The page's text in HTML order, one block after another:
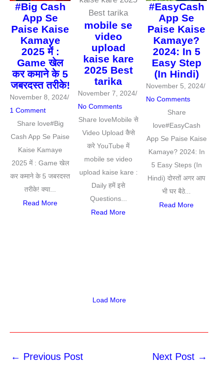
#Big Cash
App Se
Paise Kaise
Kamaye
2025 में :
Game खेल
कर कमाने के 5
जबरदस्त तरीके!
November 8, 2024/
1 Comment
Share love#Big
Cash App Se Paise
Kaise Kamaye
2025 में : Game खेल
कर कमाने के 5 जबरदस्त
तरीके! क्या...
Read More
mobile se
video
upload
kaise kare
2025 Best
tarika
November 7, 2024/
No Comments
Share loveMobile से
Video Upload कैसे
करे YouTube में
mobile se video
upload kaise kare :
Daily हमें इसे
Questions...
Read More
#EasyCash
App Se
Paise Kaise
Kamaye?
2024: In 5
Easy Step
(In Hindi)
November 5, 2024/
No Comments
Share
love#EasyCash
App Se Paise Kaise
Kamaye? 2024: In
5 Easy Steps (In
Hindi) दोस्तों अगर आप
भी घर बैठे...
Read More
Load More
← Previous Post Next Post →